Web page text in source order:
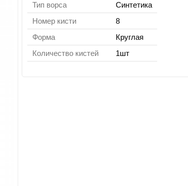
Тип ворса
Синтетика
Номер кисти
8
Форма
Круглая
Количество кистей
1шт